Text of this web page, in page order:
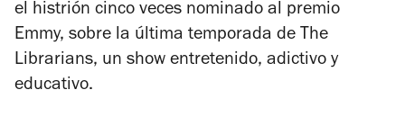
el histrión cinco veces nominado al premio
Emmy, sobre la última temporada de The
Librarians, un show entretenido, adictivo y
educativo.